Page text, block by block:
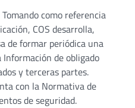
como referencia
COS desarrolla,
de formar periódica una
de obligado
y terceras partes.
con la Normativa de
de seguridad.